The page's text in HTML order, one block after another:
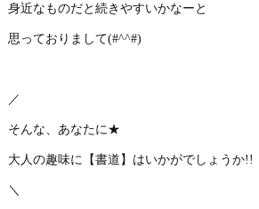
身近なものだと続きやすいかなーと
思っておりまして(#^^#)
／
そんな、あなたに★
大人の趣味に【書道】はいかがでしょうか!!
＼